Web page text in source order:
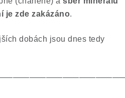
je zde zakázáno.
dobách jsou dnes tedy